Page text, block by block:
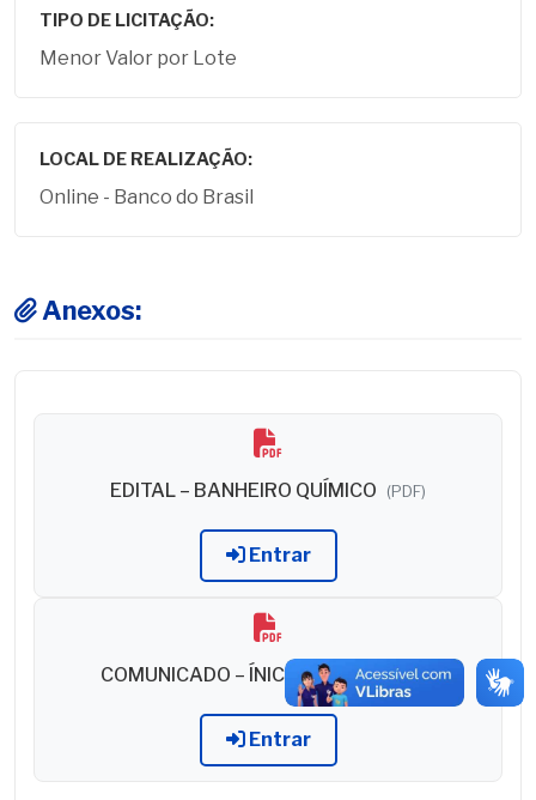
TIPO DE LICITAÇÃO:
Menor Valor por Lote
LOCAL DE REALIZAÇÃO:
Online - Banco do Brasil
Anexos:
EDITAL – BANHEIRO QUÍMICO (PDF)
Entrar
COMUNICADO – ÍNICIO SESSÃO (PDF)
Entrar